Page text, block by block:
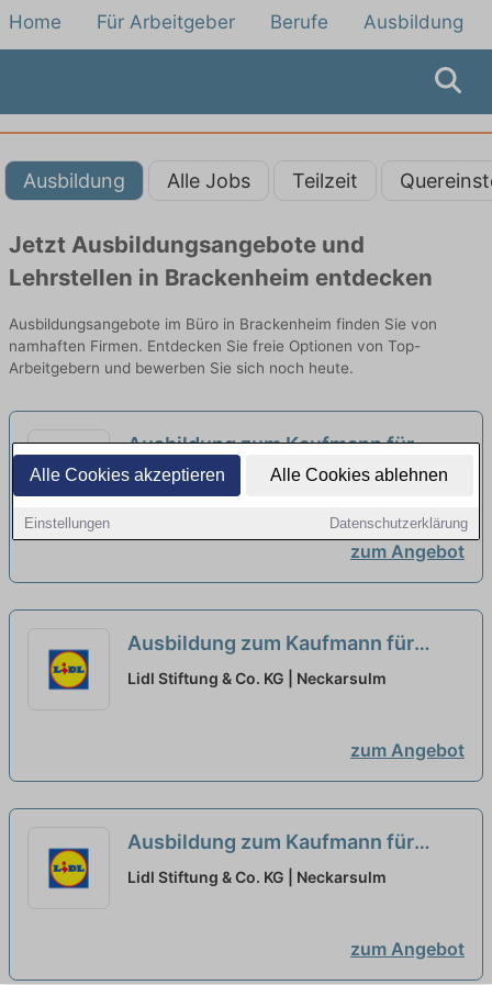
Alle Cookies akzeptieren Alle Cookies ablehnen
Einstellungen Datenschutzerklärung
Home Für Arbeitgeber Berufe Ausbildung
Ausbildung Alle Jobs Teilzeit
Jetzt Ausbildungsangebote und
Lehrstellen in Brackenheim entdecken
Ausbildungsangebote im Büro in Brackenheim finden Sie von
namhaften Firmen. Entdecken Sie freie Optionen von Top-
Arbeitgebern und bewerben Sie sich noch heute.
Ausbildung zum Kaufmann für
Büromanagement - Schwerpunkt
Einkauf 2027 (m/w/d)
Lidl Stiftung & Co. KG | Neckarsulm
zum Angebot
Ausbildung zum Kaufmann für
Büromanagement - Schwerpunkt
Lidl Stiftung & Co. KG | Neckarsulm
zum Angebot
Ausbildung zum Kaufmann für
Büromanagement - Schwerpunkt
Lidl Stiftung & Co. KG | Neckarsulm
zum Angebot